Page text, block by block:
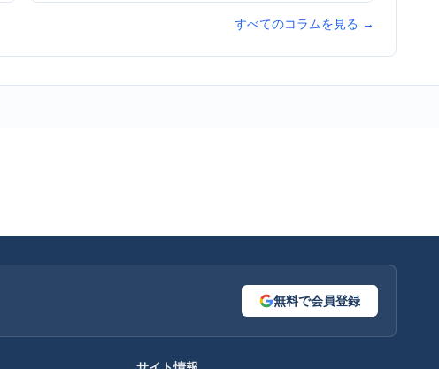
すべてのコラムを見る →
無料で会員登録